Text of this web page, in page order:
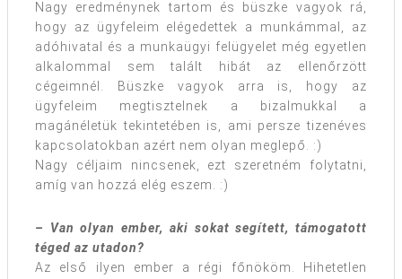
Nagy eredménynek tartom és büszke vagyok rá,
hogy az ügyfeleim elégedettek a munkámmal, az
adóhivatal és a munkaügyi felügyelet még egyetlen
alkalommal sem talált hibát az ellenőrzött
cégeimnél. Büszke vagyok arra is, hogy az
ügyfeleim megtisztelnek a bizalmukkal a
magánéletük tekintetében is, ami persze tizenéves
kapcsolatokban azért nem olyan meglepő. :)
Nagy céljaim nincsenek, ezt szeretném folytatni,
amíg van hozzá elég eszem. :)
– Van olyan ember, aki sokat segített, támogatott
téged az utadon?
Az első ilyen ember a régi főnököm. Hihetetlen